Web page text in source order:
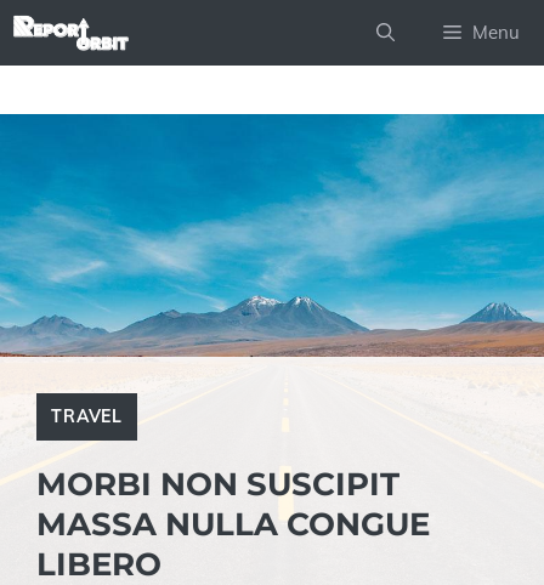
Skip
Menu
TRAVEL
MORBI NON SUSCIPIT
MASSA NULLA CONGUE
LIBERO